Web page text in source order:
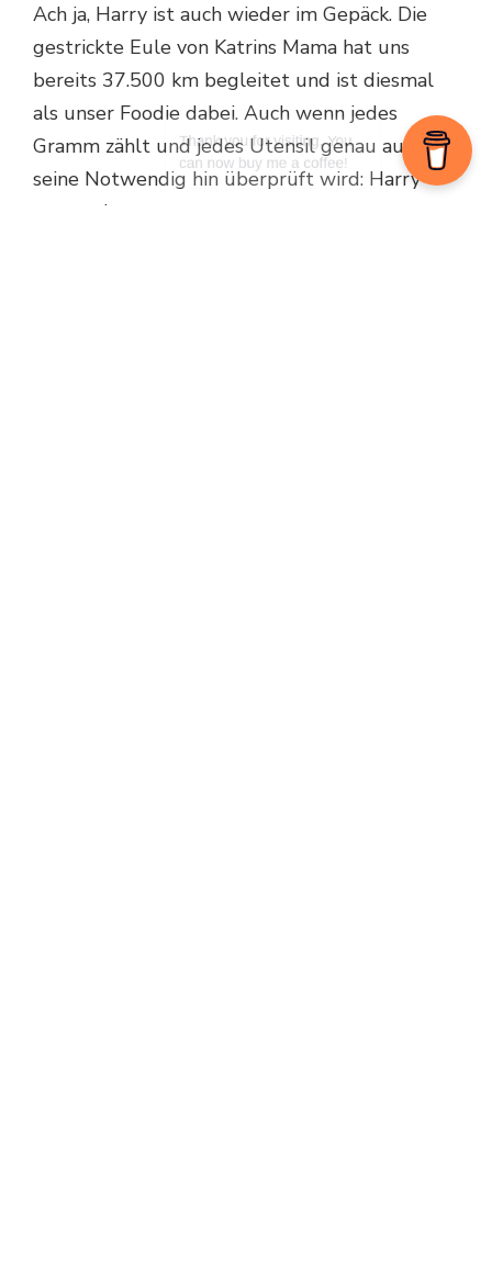
Ach ja, Harry ist auch wieder im Gepäck. Die
gestrickte Eule von Katrins Mama hat uns
bereits 37.500 km begleitet und ist diesmal
als unser Foodie dabei. Auch wenn jedes
Gramm zählt und jedes Utensil genau auf
seine Notwendig hin überprüft wird: Harry
muss mit.